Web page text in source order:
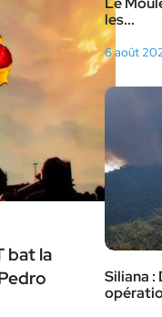
bat la
les...
6 août
Siliana